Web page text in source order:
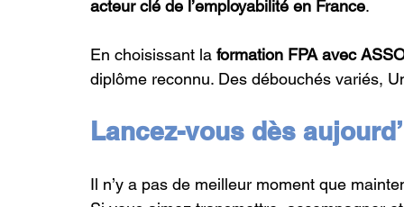
acteur clé de l’employabilité en France.
En choisissant la formation FPA avec
diplôme reconnu. Des débouchés variés,
Lancez-vous dès
Il n’y a pas de meilleur moment que